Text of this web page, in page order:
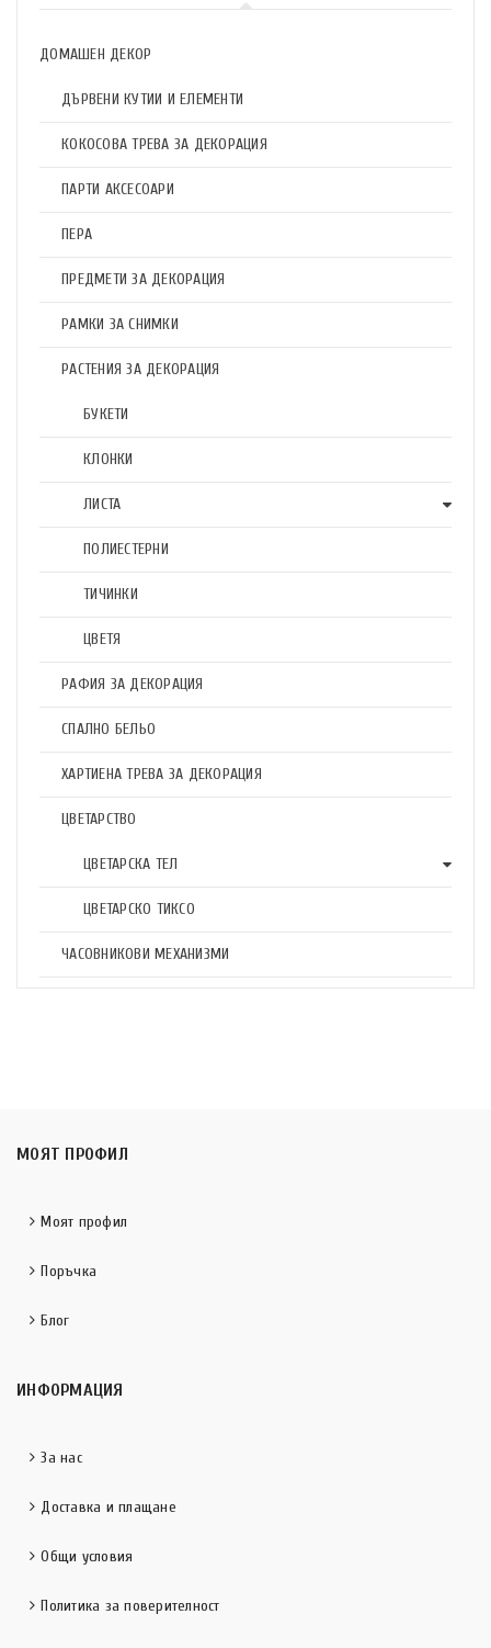
ДОМАШЕН ДЕКОР
ДЪРВЕНИ КУТИИ И ЕЛЕМЕНТИ
КОКОСОВА ТРЕВА ЗА ДЕКОРАЦИЯ
ПАРТИ АКСЕСОАРИ
ПЕРА
ПРЕДМЕТИ ЗА ДЕКОРАЦИЯ
РАМКИ ЗА СНИМКИ
РАСТЕНИЯ ЗА ДЕКОРАЦИЯ
БУКЕТИ
КЛОНКИ
ЛИСТА
ПОЛИЕСТЕРНИ
ТИЧИНКИ
ЦВЕТЯ
РАФИЯ ЗА ДЕКОРАЦИЯ
СПАЛНО БЕЛЬО
ХАРТИЕНА ТРЕВА ЗА ДЕКОРАЦИЯ
ЦВЕТАРСТВО
ЦВЕТАРСКА ТЕЛ
ЦВЕТАРСКО ТИКСО
ЧАСОВНИКОВИ МЕХАНИЗМИ
МОЯТ ПРОФИЛ
Моят профил
Поръчка
Блог
ИНФОРМАЦИЯ
За нас
Доставка и плащане
Общи условия
Политика за поверителност